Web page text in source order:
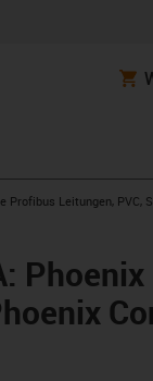
Profibus Leitungen, PVC,
Phoenix